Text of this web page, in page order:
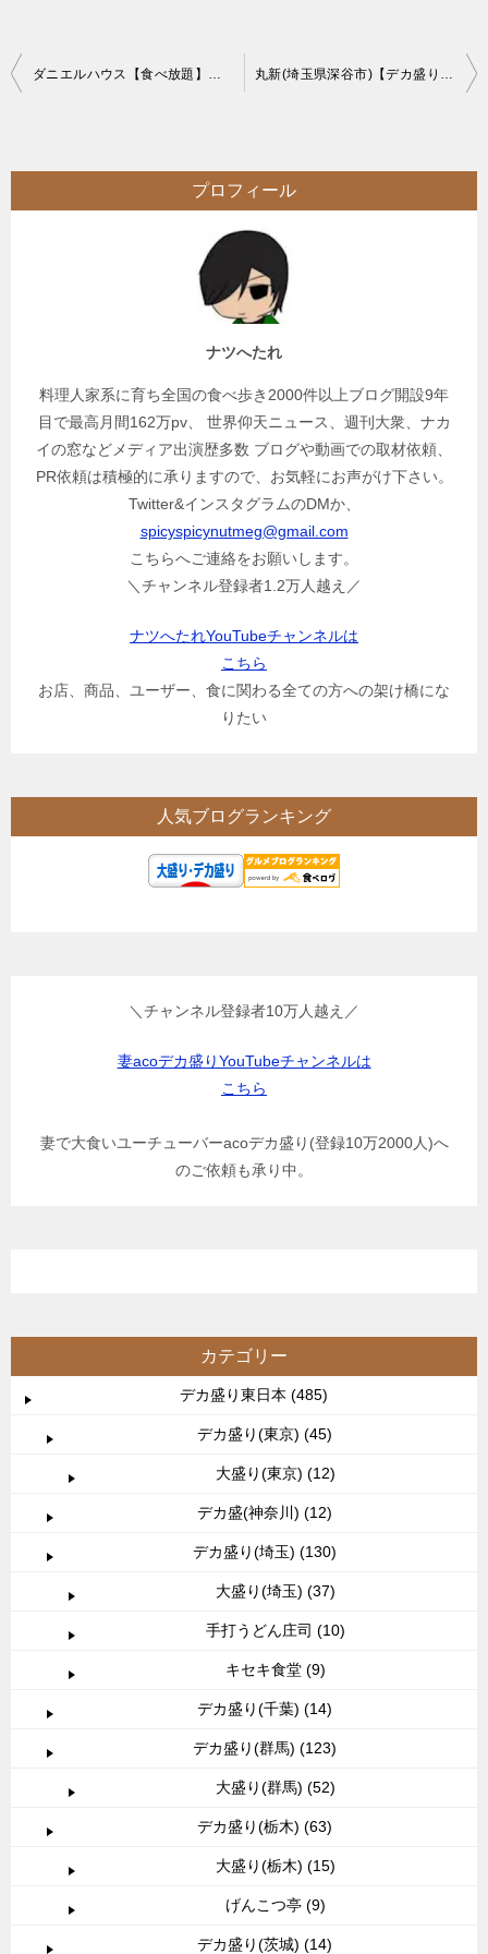
投
ビ
ゲ
ダニエルハウス【食べ放題】サラダバードリンクバー付メインが選べる格安ランチ 丸新(埼玉県深谷市)【デカ盛り】情報は少ないが地域に根付いた格安コスパの大繁盛メガ盛り店【大食い】
プロフィール
ナツへたれ
料理人家系に育ち全国の食べ歩き2000件以上ブログ開設9年
目で最高月間162万pv、 世界仰天ニュース、週刊大衆、ナカ
イの窓などメディア出演歴多数 ブログや動画での取材依頼、
PR依頼は積極的に承りますので、お気軽にお声がけ下さい。
Twitter&インスタグラムのDMか、
spicyspicynutmeg@gmail.com
こちらへご連絡をお願いします。
＼チャンネル登録者1.2万人越え／
ナツへたれYouTubeチャンネルは
こちら
お店、商品、ユーザー、食に関わる全ての方への架け橋にな
りたい
人気ブログランキング
＼チャンネル登録者10万人越え／
妻acoデカ盛りYouTubeチャンネルは
こちら
妻で大食いユーチューバーacoデカ盛り(登録10万2000人)へ
のご依頼も承り中。
カテゴリー
デカ盛り東日本 (485)
デカ盛り(東京) (45)
大盛り(東京) (12)
デカ盛(神奈川) (12)
デカ盛り(埼玉) (130)
大盛り(埼玉) (37)
手打うどん庄司 (10)
キセキ食堂 (9)
デカ盛り(千葉) (14)
デカ盛り(群馬) (123)
大盛り(群馬) (52)
デカ盛り(栃木) (63)
大盛り(栃木) (15)
げんこつ亭 (9)
デカ盛り(茨城) (14)